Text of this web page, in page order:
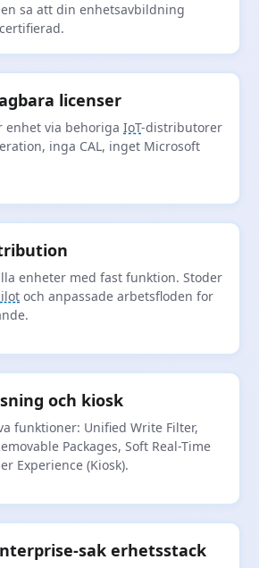
sa att din enhetsavbildning
licenser
enhet via behoriga IoT-distributorer
inga CAL, inget Microsoft
enheter med fast funktion. Stoder
och anpassade arbetsfloden for
och kiosk
funktioner: Unified Write Filter,
Packages, Soft Real-Time
Experience (Kiosk).
sak erhetsstack